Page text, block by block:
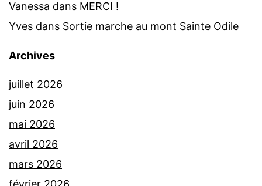
Vanessa dans MERCI !
Yves dans Sortie marche au mont Sainte Odile
Archives
juillet 2026
juin 2026
mai 2026
avril 2026
mars 2026